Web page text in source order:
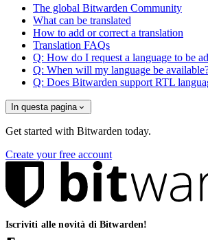
The global Bitwarden Community
What can be translated
How to add or correct a translation
Translation FAQs
Q: How do I request a language to be
Q: When will my language be
Q: Does Bitwarden support RTL
In questa pagina
Get started with Bitwarden today.
Create your free account
Iscriviti alle novità di Bitwarden!